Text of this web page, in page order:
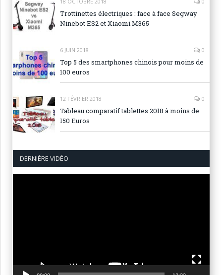
Trottinettes électriques : face à face Segway
Ninebot ES2 et Xiaomi M365
6 JUIN 2018 0
Top 5 des smartphones chinois pour moins de
100 euros
12 FÉVRIER 2018 0
Tableau comparatif tablettes 2018 à moins de
150 Euros
DERNIÈRE VIDÉO